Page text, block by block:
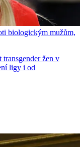
biologickým mužům,
žen v
ligy i od